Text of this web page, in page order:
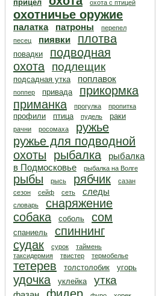
прицел
охота с птицей
охотничье оружие
палатка патроны
перепел
песец
пиявки плотва
повадки
подводная
охота
подлещик
подсадная утка поплавок
поппер привада
прикормка
приманка
прогулка пропитка
профили птица пудель раки
рачни росомаха
ружье
ружье для подводной
охоты
рыбалка
рыбалка
в Подмосковье
рыбалка на Волге
рыбы рысь рябчик
сазан
сезон
сейф сеть следы
словарь
снаряжение
собака
соболь сом
спаниель
спиннинг
судак
сурок
таймень
таксидермия
твистер термобелье
тетерев толстолобик угорь
удочка уклейка утка